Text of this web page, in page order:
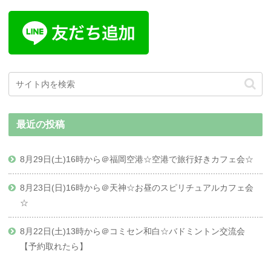
最近の投稿
8月29日(土)16時から＠福岡空港☆空港で旅行好きカフェ会☆
8月23日(日)16時から＠天神☆お昼のスピリチュアルカフェ会
☆
8月22日(土)13時から＠コミセン和白☆バドミントン交流会
【予約取れたら】